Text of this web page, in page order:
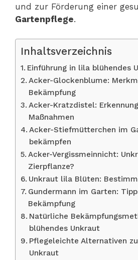
und zur Förderung einer
Gartenpflege.
Inhaltsverzeichnis
Einführung in lila blühendes
Acker-Glockenblume:
Bekämpfung
Acker-Kratzdistel:
Maßnahmen
Acker-Stiefmütterchen im
bekämpfen
Acker-Vergissmeinnicht:
Zierpflanze?
Unkraut lila Blüten:
Gundermann im Garten:
Bekämpfung
Natürliche
blühendes Unkraut
Pflegeleichte Alternativen
Unkraut